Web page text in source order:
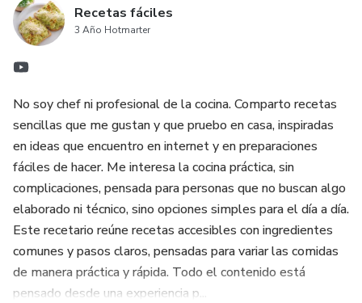
Recetas fáciles
3 Año Hotmarter
No soy chef ni profesional de la cocina. Comparto recetas
sencillas que me gustan y que pruebo en casa, inspiradas
en ideas que encuentro en internet y en preparaciones
fáciles de hacer. Me interesa la cocina práctica, sin
complicaciones, pensada para personas que no buscan algo
elaborado ni técnico, sino opciones simples para el día a día.
Este recetario reúne recetas accesibles con ingredientes
comunes y pasos claros, pensadas para variar las comidas
de manera práctica y rápida. Todo el contenido está
pensado desde una experiencia p...